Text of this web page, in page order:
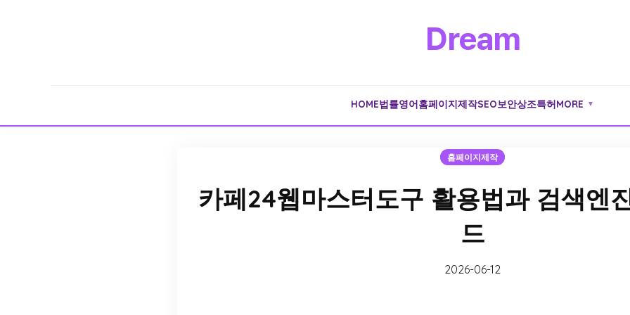
Dream
HOME법률영어홈페이지제작SEO보안상조특허MORE ▼
홈페이지제작
카페24웹마스터도구 활용법과 검색엔
드
2026-06-12